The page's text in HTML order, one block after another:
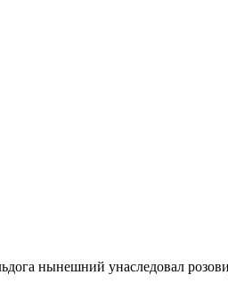
нынешний унаследовал